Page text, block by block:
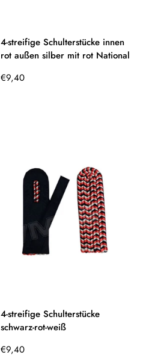
4-streifige Schulterstücke innen
rot außen silber mit rot National
Regulärer
€9,40
4-streifige Schulterstücke
schwarz-rot-weiß
Regulärer
€9,40